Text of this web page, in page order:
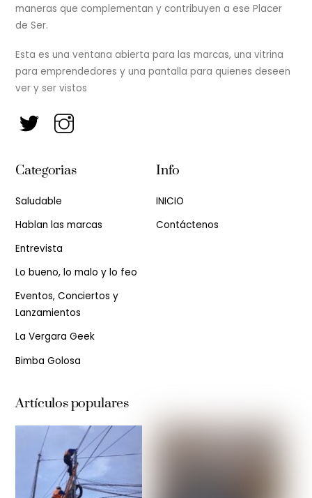
maneras que complementan y contribuyen a ese Placer
de Ser.
Esta es una ventana abierta para las marcas, una vitrina
para emprendedores y una pantalla para quienes deseen
ver y ser vistos
Categorias
Saludable
Hablan las marcas
Entrevista
Lo bueno, lo malo y lo feo
Eventos, Conciertos y
Lanzamientos
La Vergara Geek
Bimba Golosa
Info
INICIO
Contáctenos
Artículos populares